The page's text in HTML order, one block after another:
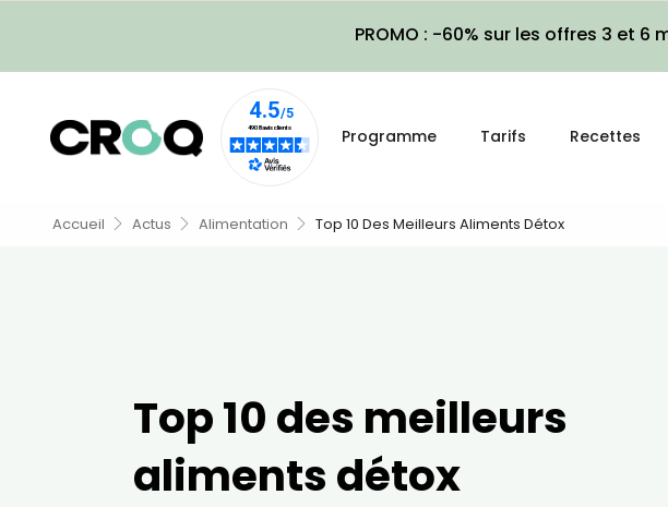
PROMO : -60% sur les offres 3 et 6
Programme Tarifs Recettes
Accueil Actus Alimentation Top 10 Des Meilleurs Aliments Détox
Top 10 des meilleurs
aliments détox